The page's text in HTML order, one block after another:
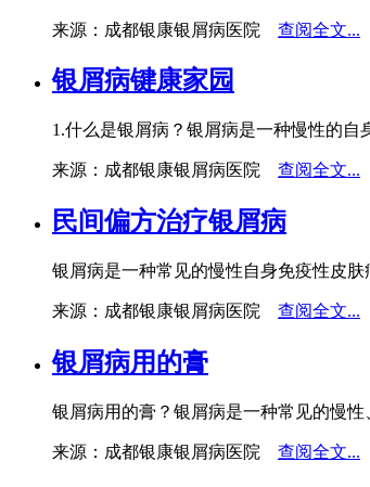
来源：成都银康银屑病医院 查阅全文...
银屑病键康家园
1.什么是银屑病？银屑病是一种慢性的
来源：成都银康银屑病医院 查阅全文...
民间偏方治疗银屑病
银屑病是一种常见的慢性自身免疫性皮
来源：成都银康银屑病医院 查阅全文...
银屑病用的膏
银屑病用的膏？银屑病是一种常见的慢
来源：成都银康银屑病医院 查阅全文...